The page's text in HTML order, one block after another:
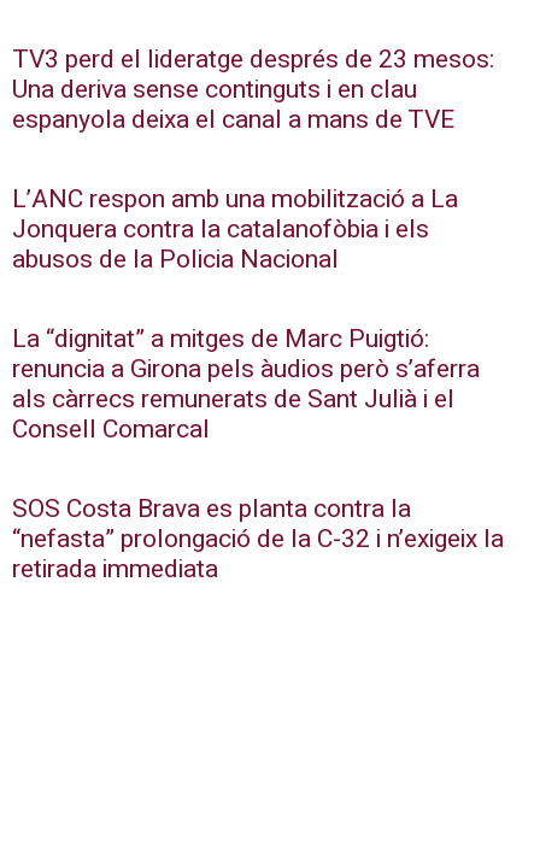
TV3 perd el lideratge després de 23 mesos:
Una deriva sense continguts i en clau
espanyola deixa el canal a mans de TVE
L’ANC respon amb una mobilització a La
Jonquera contra la catalanofòbia i els
abusos de la Policia Nacional
La “dignitat” a mitges de Marc Puigtió:
renuncia a Girona pels àudios però s’aferra
als càrrecs remunerats de Sant Julià i el
Consell Comarcal
SOS Costa Brava es planta contra la
“nefasta” prolongació de la C-32 i n’exigeix la
retirada immediata